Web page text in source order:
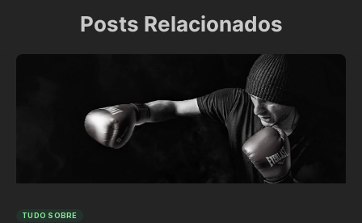
Posts Relacionados
TUDO SOBRE